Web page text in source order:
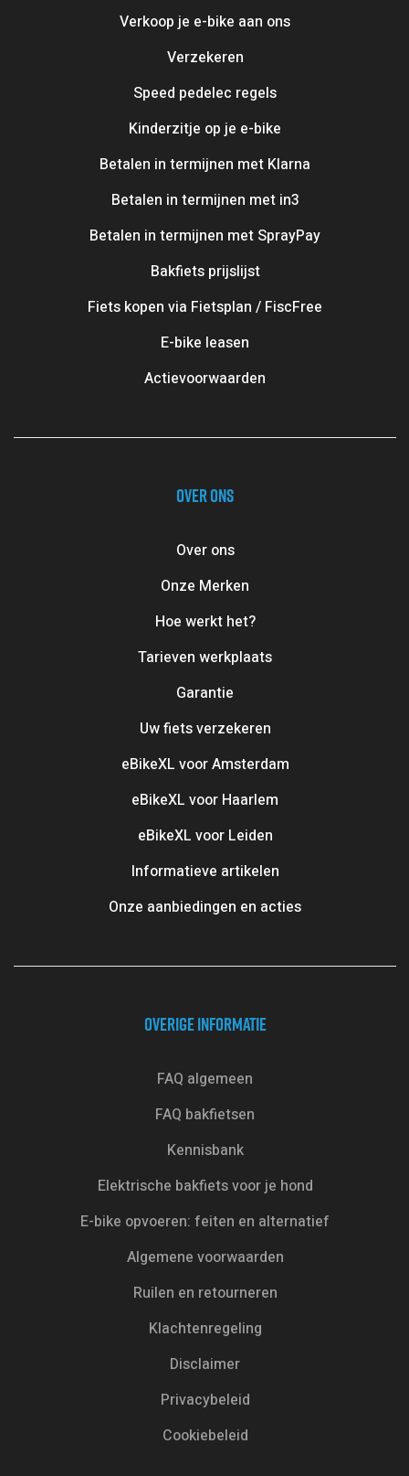
Verkoop je e-bike aan ons
Verzekeren
Speed pedelec regels
Kinderzitje op je e-bike
Betalen in termijnen met Klarna
Betalen in termijnen met in3
Betalen in termijnen met SprayPay
Bakfiets prijslijst
Fiets kopen via Fietsplan / FiscFree
E-bike leasen
Actievoorwaarden
OVER ONS
Over ons
Onze Merken
Hoe werkt het?
Tarieven werkplaats
Garantie
Uw fiets verzekeren
eBikeXL voor Amsterdam
eBikeXL voor Haarlem
eBikeXL voor Leiden
Informatieve artikelen
Onze aanbiedingen en acties
OVERIGE INFORMATIE
FAQ algemeen
FAQ bakfietsen
Kennisbank
Elektrische bakfiets voor je hond
E-bike opvoeren: feiten en alternatief
Algemene voorwaarden
Ruilen en retourneren
Klachtenregeling
Disclaimer
Privacybeleid
Cookiebeleid